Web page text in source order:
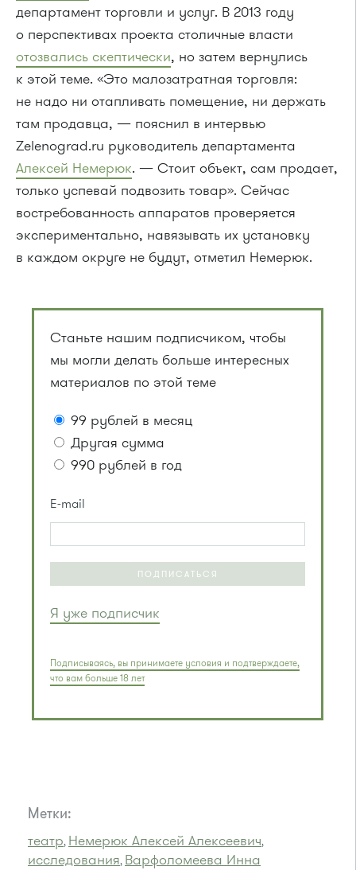
департамент торговли и услуг. В 2013 году
о перспективах проекта столичные власти
отозвались скептически, но затем вернулись
к этой теме. «Это малозатратная торговля:
не надо ни отапливать помещение, ни держать
там продавца, — пояснил в интервью
Zelenograd.ru руководитель департамента
Алексей Немерюк. — Стоит объект, сам продает,
только успевай подвозить товар». Сейчас
востребованность аппаратов проверяется
экспериментально, навязывать их установку
в каждом округе не будут, отметил Немерюк.
Станьте нашим подписчиком, чтобы
мы могли делать больше интересных
материалов по этой теме
99 рублей в месяц
Другая сумма
990 рублей в год
E-mail
ПОДПИСАТЬСЯ
Я уже подписчик
Подписываясь, вы принимаете условия и подтверждаете,
что вам больше 18 лет
Метки:
театр, Немерюк Алексей Алексеевич,
исследования, Варфоломеева Инна